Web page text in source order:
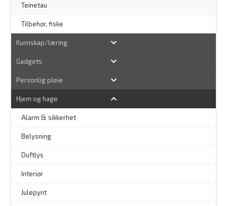
Teinetau
Tilbehør, fiske
Kunnskap/læring
Gadgets
Personlig pleie
Hjem og hage
Alarm & sikkerhet
Belysning
Duftlys
Interiør
Julepynt